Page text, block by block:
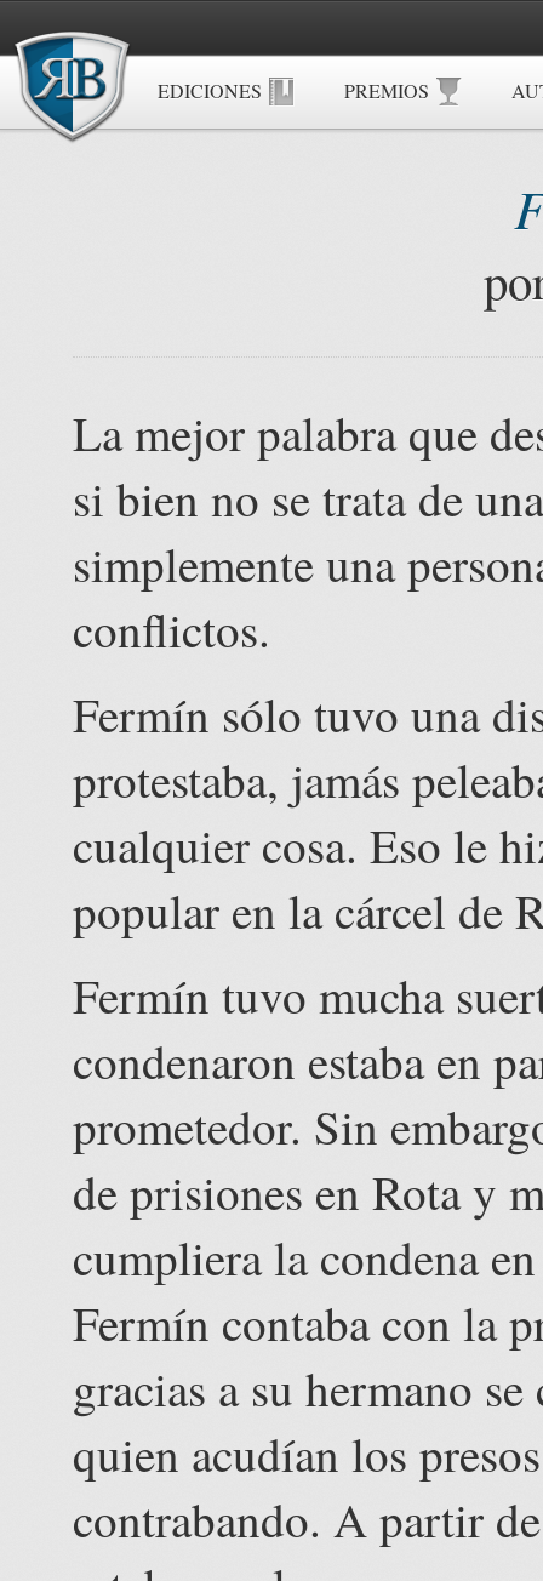
EDICIONES PREMIOS
La mejor palabra que
si bien no se trata de
simplemente una
conflictos.
Fermín sólo tuvo una
protestaba, jamás
cualquier cosa. Eso le
popular en la cárcel de
Fermín tuvo mucha
condenaron estaba en
prometedor. Sin
de prisiones en Rota y
cumpliera la condena
Fermín contaba con la
gracias a su hermano
quien acudían los
contrabando. A partir